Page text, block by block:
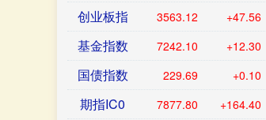
创业板指 3563.12 +47.56
基金指数 7242.10 +12.30
国债指数 229.69 +0.10
期指IC0 7877.80 +164.40